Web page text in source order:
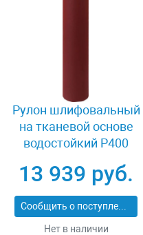
Рулон шлифовальный
на тканевой основе
водостойкий Р400
35501-400
13 939 руб.
Сообщить о поступлении
Нет в наличии